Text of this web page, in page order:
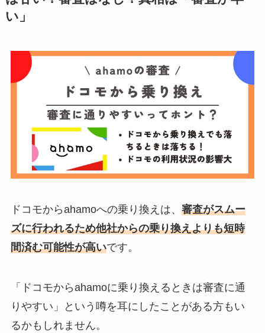
い」
ドコモからahamoへの乗り換えは、 審査がスムー
ズに行われるため他社からの乗り換えよりも短時
間済む可能性が高いです。
「ドコモからahamoに乗り換えるときは審査に通
りやすい」という噂を耳にしたことがある方もい
るかもしれません。